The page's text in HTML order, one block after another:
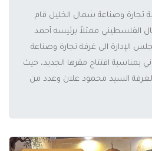
تجارة وصناعة شمال الخليل قام
الفلسطيني ممثلاً برئيسه أحمد
الإدارة الى غرفة تجارة وصناعة
بمناسبة افتتاح مقرها الجديد، حيث
السيد محمود علان وعدد من
المزيد